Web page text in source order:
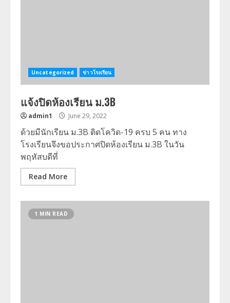
Uncategorized ข่าวโรงเรียน
แจ้งปิดห้องเรียน ม.3B
admin1 June 29, 2022
ด้วยมีนักเรียน ม.3B ติดโควิด-19 ครบ 5 คน ทาง
โรงเรียนจึงขอประกาศปิดห้องเรียน ม.3B ในวัน
พฤหัสบดีที่
Read More
1 MIN READ